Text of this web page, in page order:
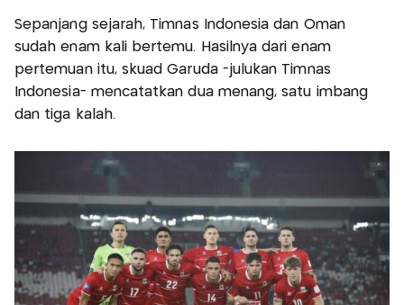
Sepanjang sejarah, Timnas Indonesia dan Oman
sudah enam kali bertemu. Hasilnya dari enam
pertemuan itu, skuad Garuda -julukan Timnas
Indonesia- mencatatkan dua menang, satu imbang
dan tiga kalah.